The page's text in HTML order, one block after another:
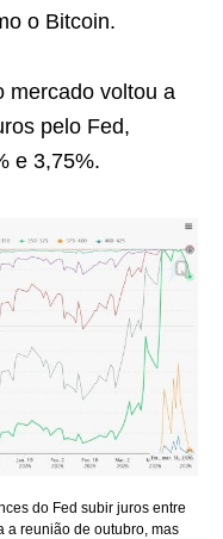
o Bitcoin.
mercado voltou a
pelo Fed,
e 3,75%.
do Fed subir juros entre
a reunião de outubro, mas